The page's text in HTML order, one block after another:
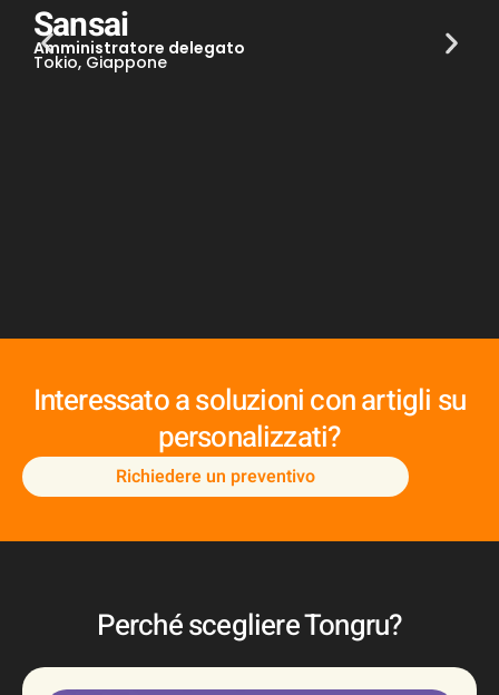
Sansai
Amministratore delegato
Tokio, Giappone
Interessato a soluzioni con artigli su
personalizzati?
Richiedere un preventivo
Perché scegliere Tongru?